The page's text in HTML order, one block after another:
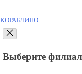
КОРАБЛИНО
Выберите